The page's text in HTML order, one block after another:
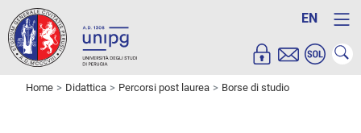
EN
Home Didattica Percorsi post laurea Borse di studio